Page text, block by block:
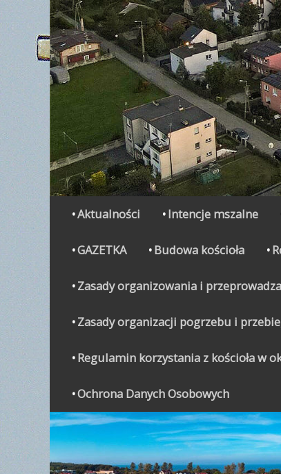
Secondary Menu
Aktualności Intencje mszalne
GAZETKA Budowa kościoła
Zasady organizowania i
Zasady organizacji pogrzebu i
Regulamin korzystania z kościoła w
Ochrona Danych Osobowych